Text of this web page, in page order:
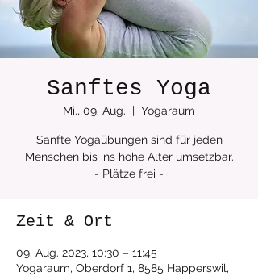
Sanftes Yoga
Mi., 09. Aug.
  |
Yogaraum
Sanfte Yogaübungen sind für jeden
Menschen bis ins hohe Alter umsetzbar.
Zeit & Ort
09. Aug. 2023, 10:30 – 11:45
Yogaraum, Oberdorf 1, 8585 Happerswil,